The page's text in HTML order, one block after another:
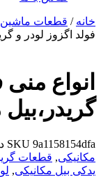
ماشین الات
لودر و گریدر،بیل
منی فولد
SKU دسته
گریدر,قطعات
, لوازم یدکی